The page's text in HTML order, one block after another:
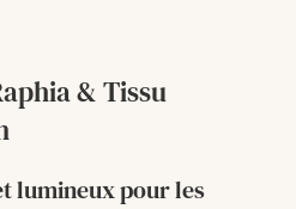
& Tissu
lumineux pour les